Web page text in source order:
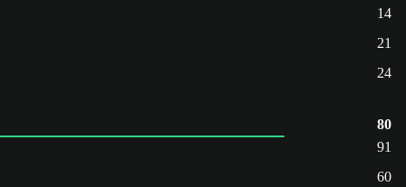
14
21
24
80
91
60